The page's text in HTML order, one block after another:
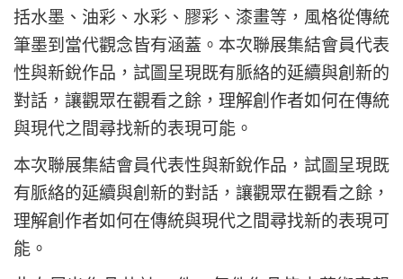
括水墨、油彩、水彩、膠彩、漆畫等，風格從傳統
筆墨到當代觀念皆有涵蓋。本次聯展集結會員代表
性與新銳作品，試圖呈現既有脈絡的延續與創新的
對話，讓觀眾在觀看之餘，理解創作者如何在傳統
與現代之間尋找新的表現可能。
本次聯展集結會員代表性與新銳作品，試圖呈現既
有脈絡的延續與創新的對話，讓觀眾在觀看之餘，
理解創作者如何在傳統與現代之間尋找新的表現可
能。